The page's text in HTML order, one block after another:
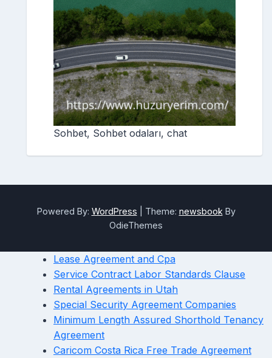
Sohbet, Sohbet odaları, chat
Powered By: WordPress Theme: newsbook By
OdieThemes
Lease Agreement and Cpa
Service Contract Labor Standards Clause
Rental Agreements in Utah
Special Security Agreement Companies
Minimum Length Assured Shorthold Tenancy
Agreement
Caricom Costa Rica Free Trade Agreement